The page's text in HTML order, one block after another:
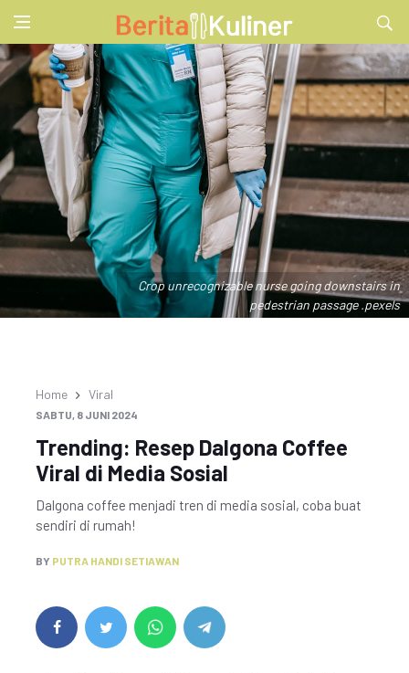
Crop unrecognizable nurse going downstairs in
pedestrian passage .pexels
Home Viral
SABTU, 8 JUNI 2024
Trending: Resep Dalgona Coffee
Viral di Media Sosial
Dalgona coffee menjadi tren di media sosial, coba buat
sendiri di rumah!
BY PUTRA HANDI SETIAWAN